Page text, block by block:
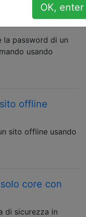
la password
la password di un
usando
offline
sito offline usando
core con
di sicurezza in
OK,